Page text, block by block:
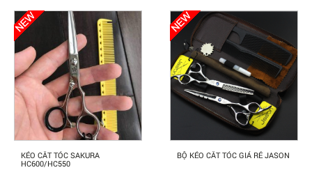
Mua Ngay
KÉO CẮT TÓC SAKURA
HC600/HC550
Mua Ngay
BỘ KÉO CẮT TÓC GIÁ RẺ JASON